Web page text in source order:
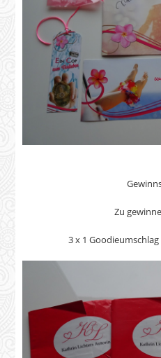
Zu
3 x 1